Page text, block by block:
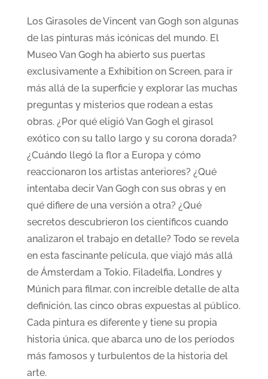
Los Girasoles de Vincent van Gogh son algunas
de las pinturas más icónicas del mundo. El
Museo Van Gogh ha abierto sus puertas
exclusivamente a Exhibition on Screen, para ir
más allá de la superficie y explorar las muchas
preguntas y misterios que rodean a estas
obras. ¿Por qué eligió Van Gogh el girasol
exótico con su tallo largo y su corona dorada?
¿Cuándo llegó la flor a Europa y cómo
reaccionaron los artistas anteriores? ¿Qué
intentaba decir Van Gogh con sus obras y en
qué difiere de una versión a otra? ¿Qué
secretos descubrieron los científicos cuando
analizaron el trabajo en detalle? Todo se revela
en esta fascinante película, que viajó más allá
de Ámsterdam a Tokio, Filadelfia, Londres y
Múnich para filmar, con increíble detalle de alta
definición, las cinco obras expuestas al público.
Cada pintura es diferente y tiene su propia
historia única, que abarca uno de los períodos
más famosos y turbulentos de la historia del
arte.